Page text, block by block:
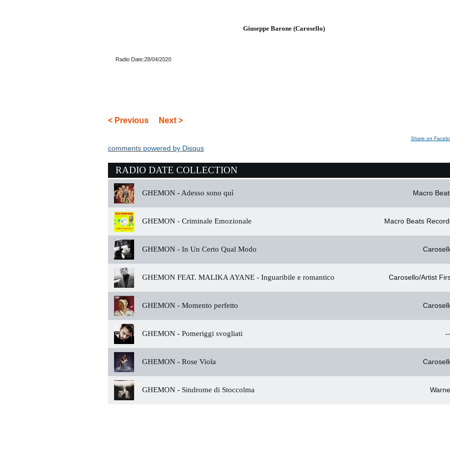
Giuseppe Barone (Carosello)
Radio Date:28/04/2020
< Previous Next >
Share on
comments powered by Disqus
RADIO DATE COLLECTION
GHEMON - Adesso sono quì Macro
GHEMON - Criminale Emozionale Macro Beats
GHEMON - In Un Certo Qual Modo
GHEMON FEAT. MALIKA AYANE - Inguaribile e romantico Carosello/Artist
GHEMON - Momento perfetto
GHEMON - Pomeriggi svogliati
GHEMON - Rose Viola
GHEMON - Sindrome di Stoccolma